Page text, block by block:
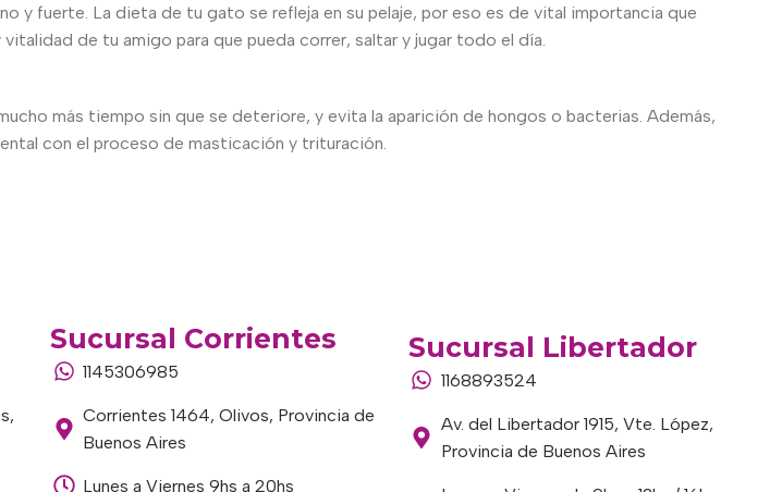
y fuerte. La dieta de tu gato se refleja en su pelaje, por eso es de vital importancia que
de tu amigo para que pueda correr, saltar y jugar todo el día.
más tiempo sin que se deteriore, y evita la aparición de hongos o bacterias. Además,
con el proceso de masticación y trituración.
Sucursal Corrientes
1145306985
Corrientes 1464, Olivos, Provincia de
Buenos Aires
Lunes a Viernes 9hs a 20hs
Sucursal Libertador
1168893524
Av. del Libertador 1915, Vte. López,
Provincia de Buenos Aires